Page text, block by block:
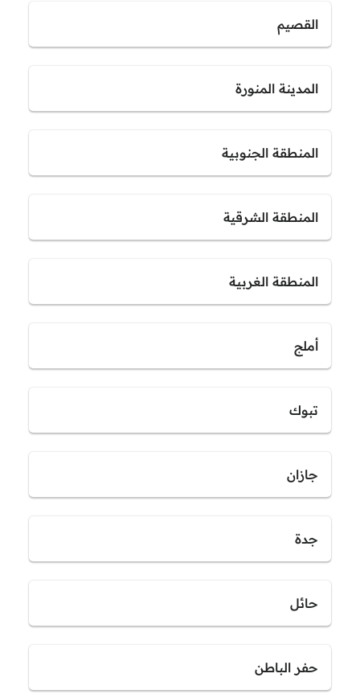
القصيم
المدينة المنورة
المنطقة الجنوبية
المنطقة الشرقية
المنطقة الغربية
أملج
تبوك
جازان
جدة
حائل
حفر الباطن